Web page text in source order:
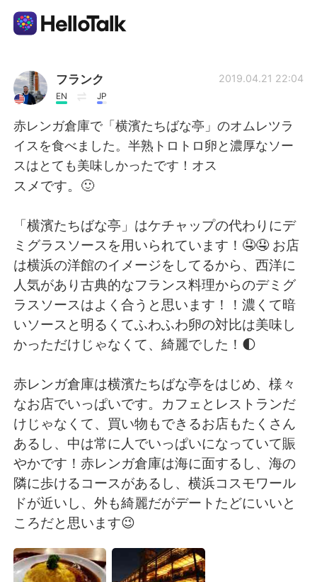
언어 교환 앱
AI Grammar Checker
한국어
繁體中文 Español
العربية Français
Deutsch 日本語
Indonesia Italiano
Türkçe Tiếng Việt
Português
フランク
EN JP
2019.04.21 22:04
赤レンガ倉庫で「横濱たちばな亭」のオムレツラ
イスを食べました。半熟トロトロ卵と濃厚なソー
スはとても美味しかったです！オス
スメです。🙂
「横濱たちばな亭」はケチャップの代わりにデ
ミグラスソースを用いられています！🤤🤤 お店
は横浜の洋館のイメージをしてるから、西洋に
人気があり古典的なフランス料理からのデミグ
ラスソースはよく合うと思います！！濃くて暗
いソースと明るくてふわふわ卵の対比は美味し
かっただけじゃなくて、綺麗でした！🌓
赤レンガ倉庫は横濱たちばな亭をはじめ、様々
なお店でいっぱいです。カフェとレストランだ
けじゃなくて、買い物もできるお店もたくさん
あるし、中は常に人でいっぱいになっていて賑
やかです！赤レンガ倉庫は海に面するし、海の
隣に歩けるコースがあるし、横浜コスモワール
ドが近いし、外も綺麗だがデートたどにいいと
ころだと思います😉